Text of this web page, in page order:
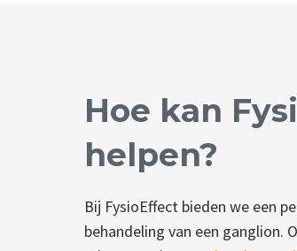
Hoe kan
helpen?
Bij FysioEffect bieden we een
behandeling van een ganglion.